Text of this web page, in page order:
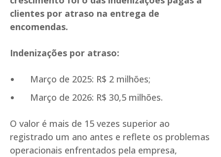
clientes por atraso na entrega de
encomendas.
Indenizações por atraso:
Março de 2025: R$ 2 milhões;
Março de 2026: R$ 30,5 milhões.
O valor é mais de 15 vezes superior ao
registrado um ano antes e reflete os problemas
operacionais enfrentados pela empresa,